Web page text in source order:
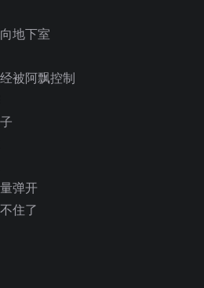
地下室
被阿飘控制
弹开
住了